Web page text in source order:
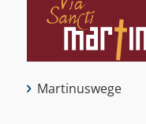
Martinuswege